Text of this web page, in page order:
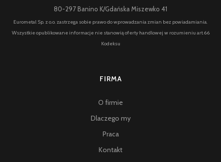
80-297 Banino K/Gdańska Miszewko 41
Eurometal Sp. z o.o. zastrzega sobie prawo do wprowadzania zmian bez powiadamiania.
Wszystkie opublikowane informacje nie stanowią oferty handlowej w rozumieniu art.66
Kodeksu
FIRMA
O firmie
Dlaczego my
Praca
Kontakt